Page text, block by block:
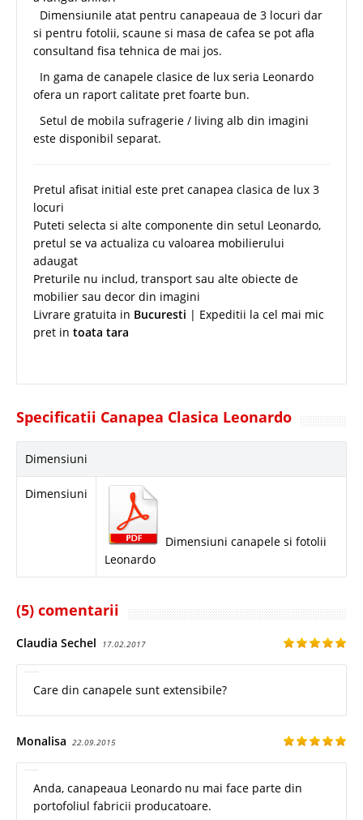
Dimensiunile atat pentru canapeaua de 3 locuri dar
si pentru fotolii, scaune si masa de cafea se pot afla
consultand fisa tehnica de mai jos.
In gama de canapele clasice de lux seria Leonardo
ofera un raport calitate pret foarte bun.
Setul de mobila sufragerie / living alb din imagini
este disponibil separat.
Pretul afisat initial este pret canapea clasica de lux 3
locuri
Puteti selecta si alte componente din setul Leonardo,
pretul se va actualiza cu valoarea mobilierului
adaugat
Preturile nu includ, transport sau alte obiecte de
mobilier sau decor din imagini
Livrare gratuita in Bucuresti | Expeditii la cel mai mic
pret in toata tara
Specificatii Canapea Clasica Leonardo
Dimensiuni
Dimensiuni
Dimensiuni canapele si fotolii
Leonardo
(5) comentarii
Claudia Sechel 17.02.2017
Care din canapele sunt extensibile?
Monalisa 22.09.2015
Anda, canapeaua Leonardo nu mai face parte din
portofoliul fabricii producatoare.